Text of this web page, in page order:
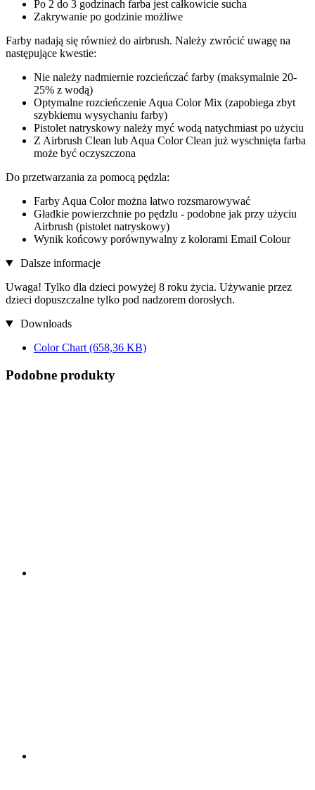
Po 2 do 3 godzinach farba jest całkowicie sucha
Zakrywanie po godzinie możliwe
Farby nadają się również do airbrush. Należy zwrócić uwagę na
następujące kwestie:
Nie należy nadmiernie rozcieńczać farby (maksymalnie 20-
25% z wodą)
Optymalne rozcieńczenie Aqua Color Mix (zapobiega zbyt
szybkiemu wysychaniu farby)
Pistolet natryskowy należy myć wodą natychmiast po użyciu
Z Airbrush Clean lub Aqua Color Clean już wyschnięta farba
może być oczyszczona
Do przetwarzania za pomocą pędzla:
Farby Aqua Color można łatwo rozsmarowywać
Gładkie powierzchnie po pędzlu - podobne jak przy użyciu
Airbrush (pistolet natryskowy)
Wynik końcowy porównywalny z kolorami Email Colour
Dalsze informacje
Uwaga! Tylko dla dzieci powyżej 8 roku życia. Używanie przez
dzieci dopuszczalne tylko pod nadzorem dorosłych.
Downloads
Color Chart (658,36 KB)
Podobne produkty